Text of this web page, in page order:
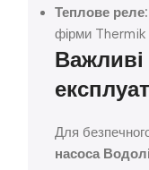
Теплове реле:
фірми Thermik
Важливі
Для
насоса